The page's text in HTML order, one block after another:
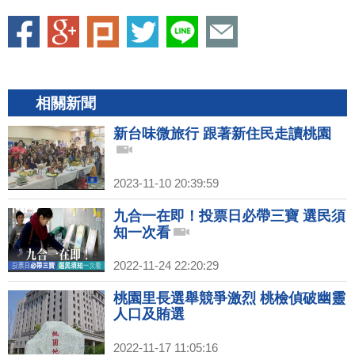
相關新聞
新台味微旅行 跟著新住民走讀桃園
2023-11-10 20:39:59
九合一在即！投票日必帶三寶 選民須
知一次看
2022-11-24 22:20:29
桃園里長選舉競爭激烈 桃檢偵破幽靈
人口及賄選
2022-11-17 11:05:16